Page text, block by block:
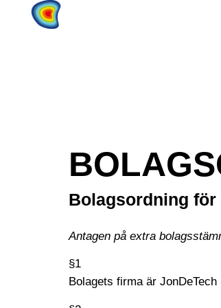
Bolagsordning för
Antagen på extra
§1
Bolagets firma är